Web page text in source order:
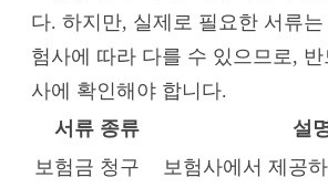
다. 하지만, 실제로 필요한 서류
험사에 따라 다를 수 있으므로,
사에 확인해야 합니다.
서류 종류
설
보험금 청구
보험사에서 제공